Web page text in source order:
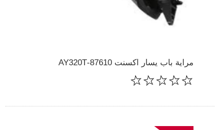
مراية باب يسار اكسنت 87610-AY320T